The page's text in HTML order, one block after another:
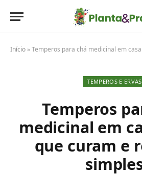
Início »Temperos para chá medicinal em casa:
TEMPEROS E ERVAS
Temperos
medicinal em
que curam e